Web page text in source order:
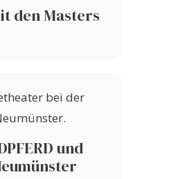
den Masters
und